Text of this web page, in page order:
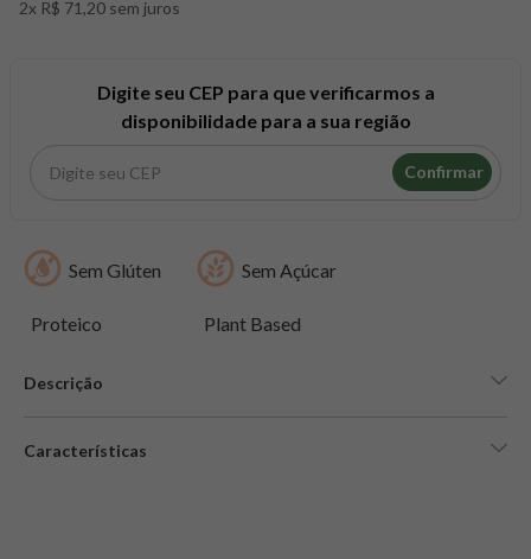
2x R$ 71,20 sem juros
Digite seu CEP para que verificarmos a
disponibilidade para a sua região
Confirmar
Sem Glúten Sem Açúcar
Proteico Plant Based
Descrição
Características
8º maca peruana
creatina mundo verde